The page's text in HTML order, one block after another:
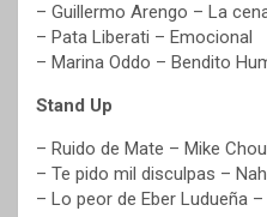
– Guillermo Arengo – La
– Pata Liberati – Emocional
– Marina Oddo – Bendito
Stand Up
– Ruido de Mate – Mike
– Te pido mil disculpas –
– Lo peor de Eber Ludueña